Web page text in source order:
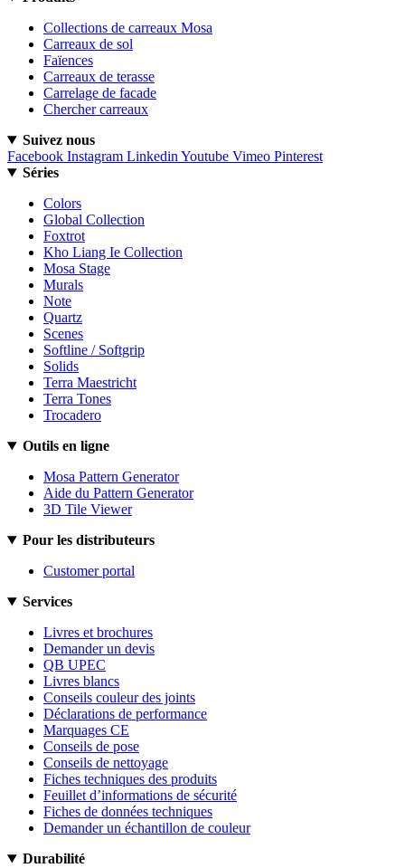
Collections de carreaux Mosa
Carreaux de sol
Faïences
Carreaux de terasse
Carrelage de facade
Chercher carreaux
Suivez nous
Facebook Instagram Linkedin Youtube Vimeo Pinterest
Séries
Colors
Global Collection
Foxtrot
Kho Liang Ie Collection
Mosa Stage
Murals
Note
Quartz
Scenes
Softline / Softgrip
Solids
Terra Maestricht
Terra Tones
Trocadero
Outils en ligne
Mosa Pattern Generator
Aide du Pattern Generator
3D Tile Viewer
Pour les distributeurs
Customer portal
Services
Livres et brochures
Demander un devis
QB UPEC
Livres blancs
Conseils couleur des joints
Déclarations de performance
Marquages CE
Conseils de pose
Conseils de nettoyage
Fiches techniques des produits
Feuillet d’informations de sécurité
Fiches de données techniques
Demander un échantillon de couleur
Durabilité